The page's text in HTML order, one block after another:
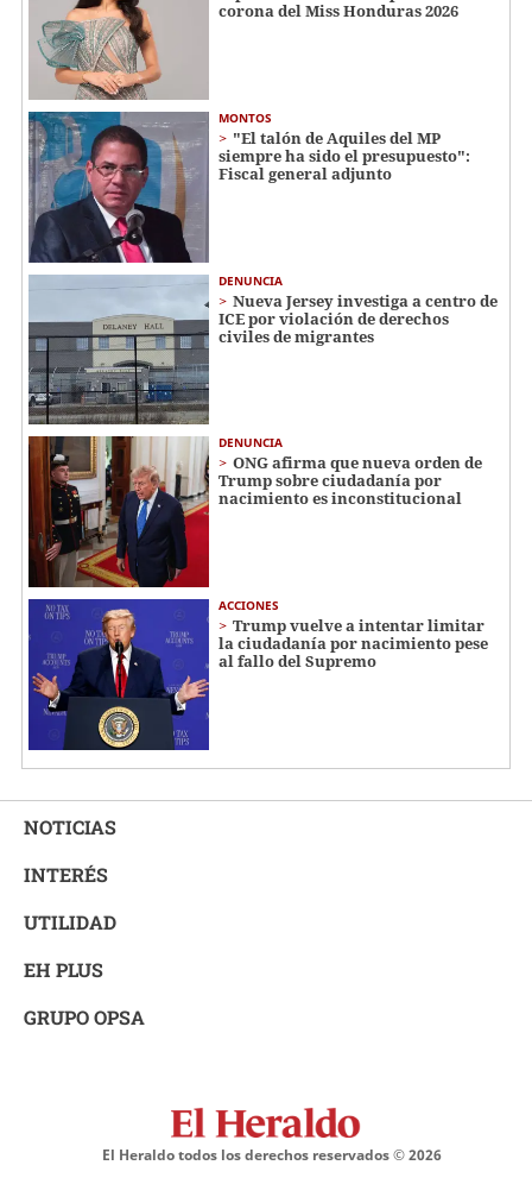
corona del Miss Honduras 2026
MONTOS
"El talón de Aquiles del MP
siempre ha sido el presupuesto":
Fiscal general adjunto
DENUNCIA
Nueva Jersey investiga a centro de
ICE por violación de derechos
civiles de migrantes
DENUNCIA
ONG afirma que nueva orden de
Trump sobre ciudadanía por
nacimiento es inconstitucional
ACCIONES
Trump vuelve a intentar limitar
la ciudadanía por nacimiento pese
al fallo del Supremo
NOTICIAS
INTERÉS
UTILIDAD
EH PLUS
GRUPO OPSA
El Heraldo todos los derechos reservados ©2026